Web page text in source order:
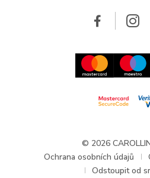
O společnosti Carollinum
Aktuality a oznámení
© 2026
Ochrana osobních údajů
Odstoupit od